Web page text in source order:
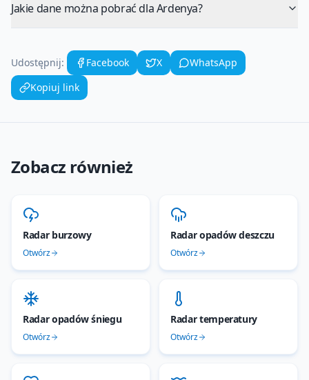
Jakie dane można pobrać dla Ardenya?
Udostępnij: Facebook X
WhatsApp
Kopiuj link
Zobacz również
Radar burzowy
Otwórz
Radar opadów deszczu
Otwórz
Radar opadów śniegu
Otwórz
Radar temperatury
Otwórz